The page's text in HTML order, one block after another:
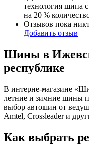
технология шипа
на 20 %
Отзывов пока
Добавить отзыв
Шины в
республике
В интерне-магазине
летние и зимние шины
выбор автошин от
Amtel, Crossleader и
Как выбрать